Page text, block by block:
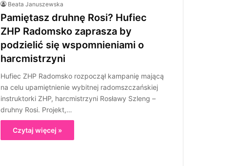
Beata Januszewska
Pamiętasz druhnę Rosi? Hufiec
ZHP Radomsko zaprasza by
podzielić się wspomnieniami o
harcmistrzyni
Hufiec ZHP Radomsko rozpoczął kampanię mającą
na celu upamiętnienie wybitnej radomszczańskiej
instruktorki ZHP, harcmistrzyni Rosławy Szleng –
druhny Rosi. Projekt,…
Czytaj więcej »